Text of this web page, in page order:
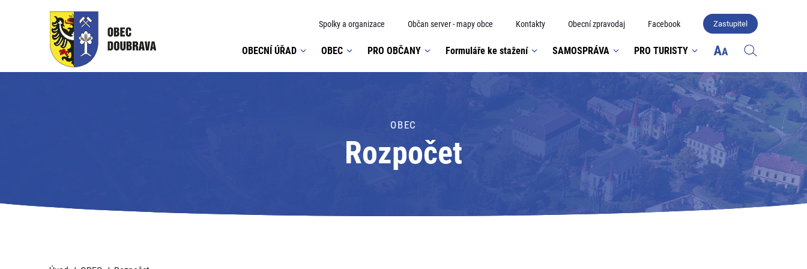
Spolky a organizace Občan server - mapy obce Kontakty Obecní zpravodaj Facebook Zastupitel
OBECNÍ ÚŘAD OBEC PRO OBČANY Formuláře ke stažení SAMOSPRÁVA PRO TURISTY
OBEC
Rozpočet